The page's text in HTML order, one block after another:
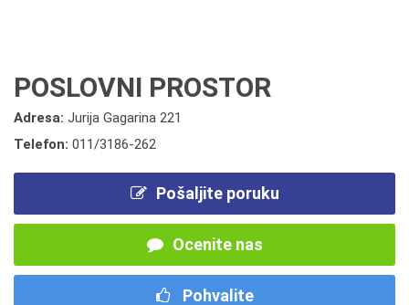
POSLOVNI PROSTOR
Adresa: Jurija Gagarina 221
Telefon: 011/3186-262
Pošaljite poruku
Ocenite nas
Pohvalite